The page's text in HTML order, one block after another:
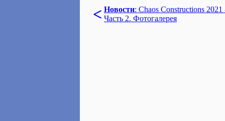
< Новости: Chaos Constructions 2021
Часть 2. Фотогалерея